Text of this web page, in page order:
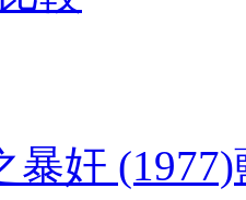
暴奸 (1977)